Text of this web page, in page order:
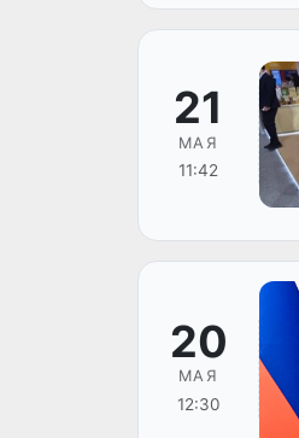
21
МАЯ
11:42
20
МАЯ
12:30